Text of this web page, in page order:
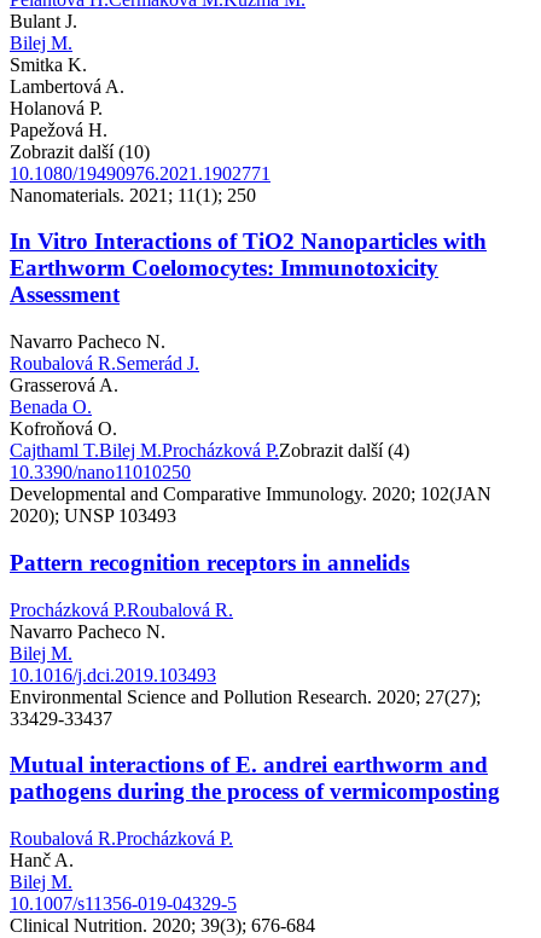
Bulant J.
Bilej M.
Smitka K.
Lambertová A.
Holanová P.
Papežová H.
Zobrazit další (10)
10.1080/19490976.2021.1902771
Nanomaterials. 2021; 11(1); 250
In Vitro Interactions of TiO2 Nanoparticles with
Earthworm Coelomocytes: Immunotoxicity
Assessment
Navarro Pacheco N.
Roubalová R.Semerád J.
Grasserová A.
Benada O.
Kofroňová O.
Cajthaml T.Bilej M.Procházková P.Zobrazit další (4)
10.3390/nano11010250
Developmental and Comparative Immunology. 2020; 102(JAN
2020); UNSP 103493
Pattern recognition receptors in annelids
Procházková P.Roubalová R.
Navarro Pacheco N.
Bilej M.
10.1016/j.dci.2019.103493
Environmental Science and Pollution Research. 2020; 27(27);
33429-33437
Mutual interactions of E. andrei earthworm and
pathogens during the process of vermicomposting
Roubalová R.Procházková P.
Hanč A.
Bilej M.
10.1007/s11356-019-04329-5
Clinical Nutrition. 2020; 39(3); 676-684